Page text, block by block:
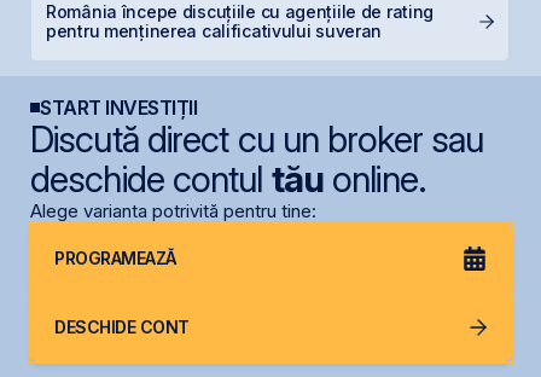
România începe discuțiile cu agențiile de rating
pentru menținerea calificativului suveran
START INVESTIȚII
Discută direct cu un broker sau
deschide contul tăuonline.
Alege varianta potrivită pentru tine:
PROGRAMEAZĂ
DESCHIDE CONT